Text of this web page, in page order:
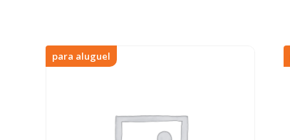
para aluguel